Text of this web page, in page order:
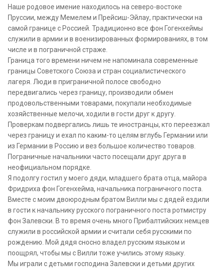
Наше родовое имение находилось на северо-востоке
Пруссии, между Мемелем и Прейсиш-Эйлау, практически на
самой границе с Россией. Традиционно все фон Гогенхеймы
служили в армии и в военизированных формированиях, в том
числе и в пограничной страже.
Граница того времени ничем не напоминала современные
границы Советского Союза и стран социалистического
лагеря. Люди в приграничной полосе свободно
передвигались через границу, производили обмен
продовольственными товарами, покупали необходимые
хозяйственные мелочи, ходили в гости друг к другу.
Проверкам подвергались лишь те иностранцы, кто переезжал
через границу и ехал по каким-то целям вглубь Германии или
из Германии в Россию и вез большое количество товаров.
Пограничные начальники часто посещали друг друга в
неофициальном порядке.
Я подолгу гостил у моего дяди, младшего брата отца, майора
Фридриха фон Гогенхейма, начальника пограничного поста.
Вместе с моим двоюродным братом Вилли мы с дядей ездили
в гости к начальнику русского пограничного поста ротмистру
фон Залевски. В то время очень много Прибалтийских немцев
служили в российской армии и считали себя русскими по
рождению. Мой дядя сносно владел русским языком и
поощрял, чтобы мы с Вилли тоже учились этому языку.
Мы играли с детьми господина Залевски и детьми других